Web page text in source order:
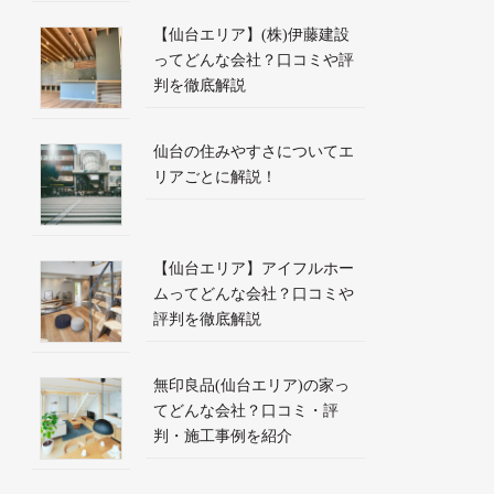
【仙台エリア】(株)伊藤建設
ってどんな会社？口コミや評
判を徹底解説
仙台の住みやすさについてエ
リアごとに解説！
【仙台エリア】アイフルホー
ムってどんな会社？口コミや
評判を徹底解説
無印良品(仙台エリア)の家っ
てどんな会社？口コミ・評
判・施工事例を紹介